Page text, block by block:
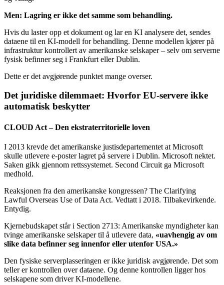
Men: Lagring er ikke det samme som behandling.
Hvis du laster opp et dokument og lar en KI analysere det, sendes
dataene til en KI-modell for behandling. Denne modellen kjører på
infrastruktur kontrollert av amerikanske selskaper – selv om serverne
fysisk befinner seg i Frankfurt eller Dublin.
Dette er det avgjørende punktet mange overser.
Det juridiske dilemmaet: Hvorfor EU-servere ikke
automatisk beskytter
CLOUD Act – Den ekstraterritorielle loven
I 2013 krevde det amerikanske justisdepartementet at Microsoft
skulle utlevere e-poster lagret på servere i Dublin. Microsoft nektet.
Saken gikk gjennom rettssystemet. Second Circuit ga Microsoft
medhold.
Reaksjonen fra den amerikanske kongressen? The Clarifying
Lawful Overseas Use of Data Act. Vedtatt i 2018. Tilbakevirkende.
Entydig.
Kjernebudskapet står i Section 2713: Amerikanske myndigheter kan
tvinge amerikanske selskaper til å utlevere data, «uavhengig av om
slike data befinner seg innenfor eller utenfor USA.»
Den fysiske serverplasseringen er ikke juridisk avgjørende. Det som
teller er kontrollen over dataene. Og denne kontrollen ligger hos
selskapene som driver KI-modellene.